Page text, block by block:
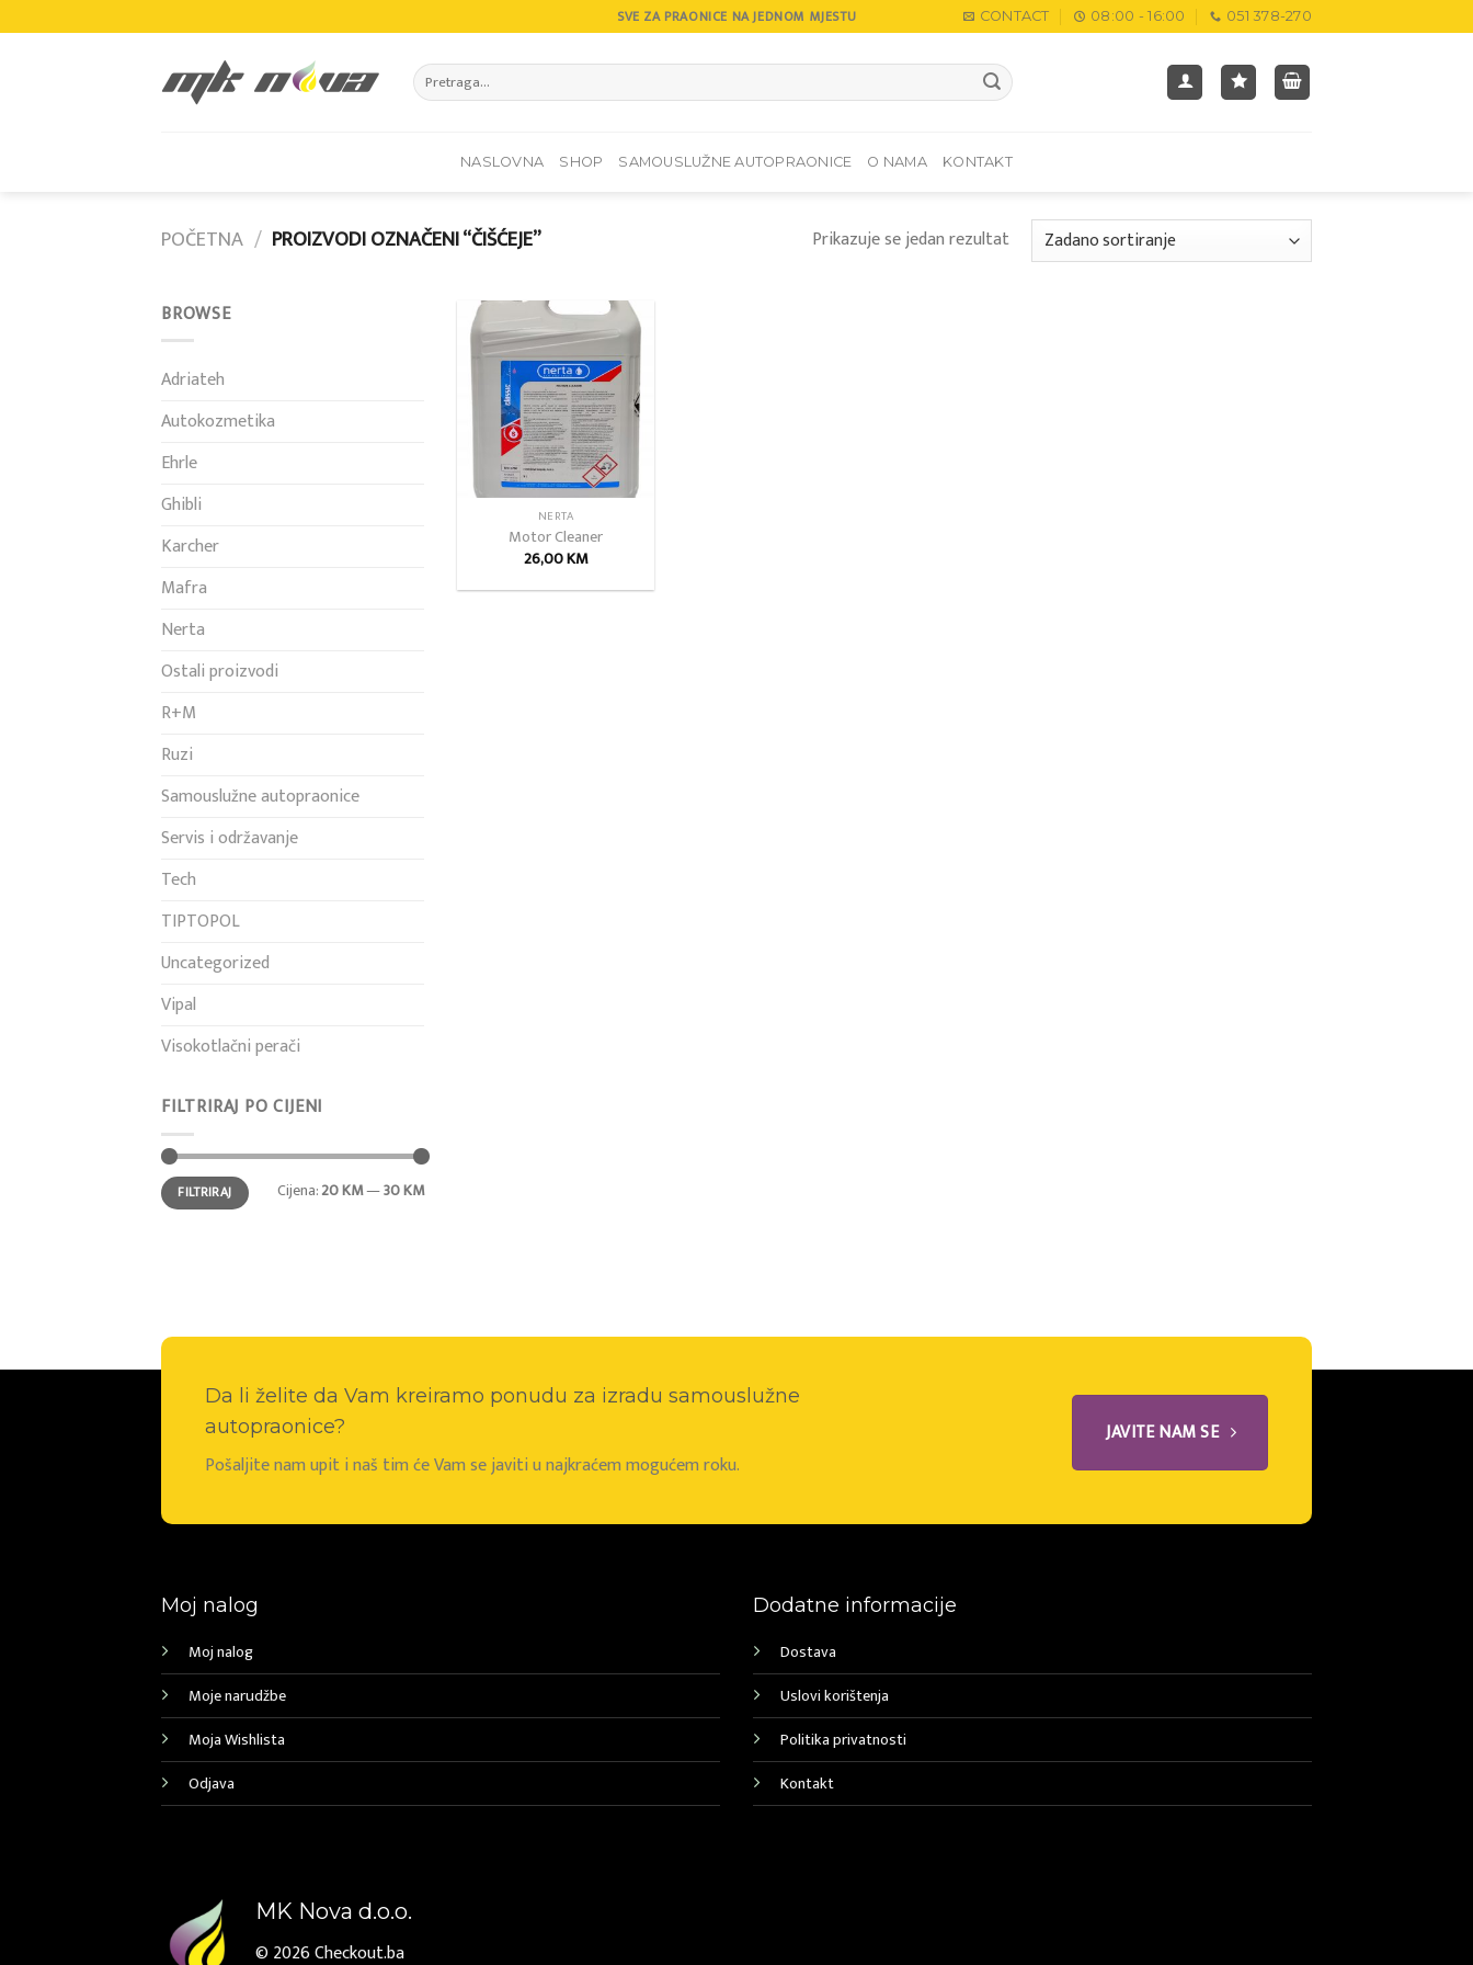
to
SVE ZA PRAONICE NA JEDNOM MJESTU CONTACT 08:00 - 16:00 051 378-270
Pretraži:
NASLOVNA SHOP SAMOUSLUŽNE AUTOPRAONICE O NAMA KONTAKT
POČETNA / PROIZVODI OZNAČENI “ČIŠĆEJE” Prikazuje se jedan rezultat
BROWSE
Adriateh
Autokozmetika
Ehrle
Ghibli
Karcher
Mafra
Nerta
Ostali proizvodi
R+M
Ruzi
Samouslužne autopraonice
Servis i održavanje
Tech
TIPTOPOL
Uncategorized
Vipal
Visokotlačni perači
FILTRIRAJ PO CIJENI
Min
cijena
Maks
cijenaFILTRIRAJ Cijena:20 KM—30 KM
Add to
wishlist
NERTA
Motor Cleaner
26,00KM
Da li želite da Vam kreiramo ponudu za izradu samouslužne
autopraonice?
Pošaljite nam upit i naš tim će Vam se javiti u najkraćem mogućem roku.
JAVITE NAM SE
Moj nalog
Moj nalog
Moje narudžbe
Moja Wishlista
Odjava
Dodatne informacije
Dostava
Uslovi korištenja
Politika privatnosti
Kontakt
MK Nova d.o.o.
© 2026Checkout.ba